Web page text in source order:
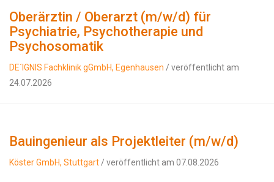
Oberärztin / Oberarzt (m/w/d) für
Psychiatrie, Psychotherapie und
Psychosomatik
DE´IGNIS Fachklinik gGmbH, Egenhausen / veröffentlicht am
24.07.2026
Bauingenieur als Projektleiter (m/w/d)
Köster GmbH, Stuttgart / veröffentlicht am 07.08.2026